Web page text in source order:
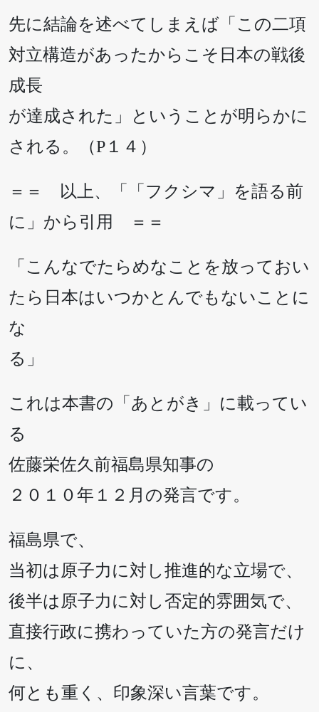
先に結論を述べてしまえば「この二項
対立構造があったからこそ日本の戦後
成長
が達成された」ということが明らかに
される。（P１４）
＝＝ 以上、「「フクシマ」を語る前
に」から引用 ＝＝
「こんなでたらめなことを放っておい
たら日本はいつかとんでもないことに
な
る」
これは本書の「あとがき」に載ってい
る
佐藤栄佐久前福島県知事の
２０１０年１２月の発言です。
福島県で、
当初は原子力に対し推進的な立場で、
後半は原子力に対し否定的雰囲気で、
直接行政に携わっていた方の発言だけ
に、
何とも重く、印象深い言葉です。